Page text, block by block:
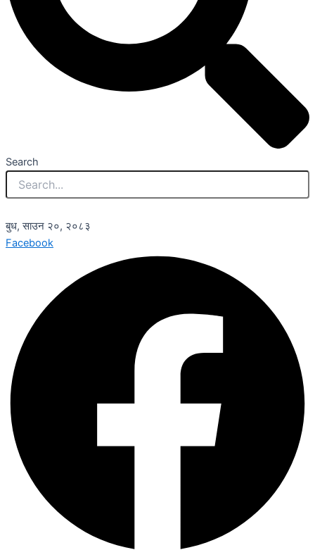
Search
बुध, साउन २०, २०८३
Facebook